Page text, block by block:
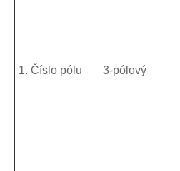
1. Číslo pólu 3-pólový